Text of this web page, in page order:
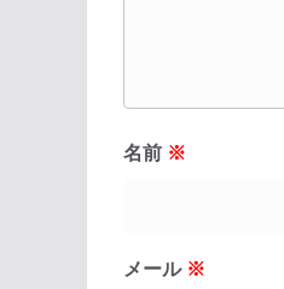
名前 ※
メール ※